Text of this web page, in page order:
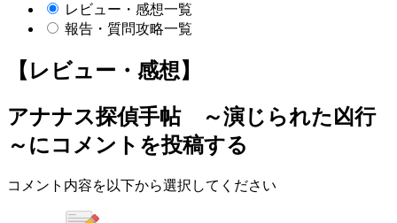
レビュー・感想一覧
報告・質問攻略一覧
【レビュー・感想】
アナナス探偵手帖 ～演じられた凶行
～ にコメントを投稿する
コメント内容を以下から選択してください